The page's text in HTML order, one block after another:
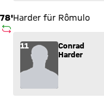
78'
AUSWECHSLUNG
Harder für Rômulo
Wechsel: Conrad
11
Conrad
Harder